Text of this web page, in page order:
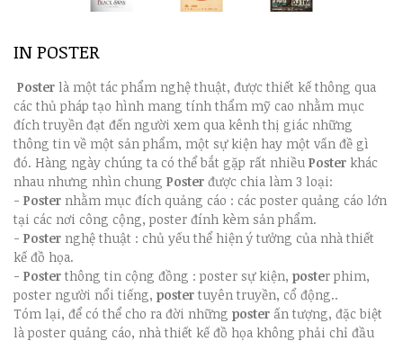
IN POSTER
Poster là một tác phẩm nghệ thuật, được thiết kế thông qua
các thủ pháp tạo hình mang tính thẩm mỹ cao nhằm mục
đích truyền đạt đến người xem qua kênh thị giác những
thông tin về một sản phẩm, một sự kiện hay một vấn đề gì
đó. Hàng ngày chúng ta có thể bắt gặp rất nhiều Poster khác
nhau nhưng nhìn chung Poster được chia làm 3 loại:
- Poster nhằm mục đích quảng cáo : các poster quảng cáo lớn
tại các nơi công cộng, poster đính kèm sản phẩm.
- Poster nghệ thuật : chủ yếu thể hiện ý tưởng của nhà thiết
kế đồ họa.
- Posterthông tin cộng đồng : poster sự kiện, poster phim,
poster người nổi tiếng, postertuyên truyền, cổ động..
Tóm lại, để có thể cho ra đời những poster ấn tượng, đặc biệt
là poster quảng cáo, nhà thiết kế đồ họa không phải chỉ đầu